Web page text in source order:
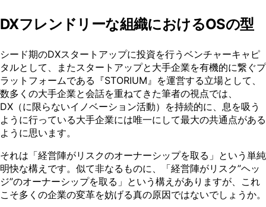
DXフレンドリーな組織におけるOSの型
シード期のDXスタートアップに投資を⾏うベンチャーキャピ
タルとして、またスタートアップと⼤⼿企業を有機的に繋ぐプ
ラットフォームである『STORIUM』を運営する⽴場として、
数多くの⼤⼿企業と会話を重ねてきた筆者の視点では、
DX（に限らないイノベーション活動）を持続的に、息を吸う
ように⾏っている⼤⼿企業には唯⼀にして最⼤の共通点がある
ように思います。
それは「経営陣がリスクのオーナーシップを取る」という単純
明快な構えです。似て⾮なるものに、「経営陣がリスク”ヘッ
ジ”のオーナーシップを取る」という構えがありますが、これ
こそ多くの企業の変革を妨げる真の原因ではないでしょうか。